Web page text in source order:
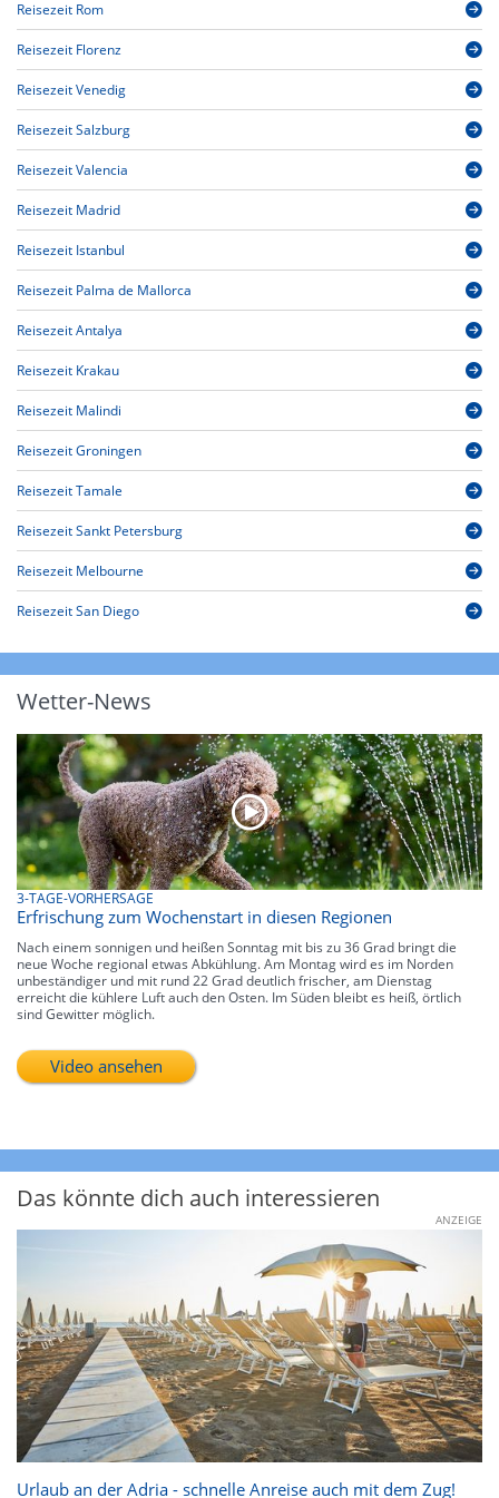
Reisezeit Rom
Reisezeit Florenz
Reisezeit Venedig
Reisezeit Salzburg
Reisezeit Valencia
Reisezeit Madrid
Reisezeit Istanbul
Reisezeit Palma de Mallorca
Reisezeit Antalya
Reisezeit Krakau
Reisezeit Malindi
Reisezeit Groningen
Reisezeit Tamale
Reisezeit Sankt Petersburg
Reisezeit Melbourne
Reisezeit San Diego
Wetter-News
3-TAGE-VORHERSAGE
Erfrischung zum Wochenstart in diesen Regionen
Nach einem sonnigen und heißen Sonntag mit bis zu 36 Grad bringt die
neue Woche regional etwas Abkühlung. Am Montag wird es im Norden
unbeständiger und mit rund 22 Grad deutlich frischer, am Dienstag
erreicht die kühlere Luft auch den Osten. Im Süden bleibt es heiß, örtlich
sind Gewitter möglich.
Video ansehen
Das könnte dich auch interessieren
ANZEIGE
Urlaub an der Adria - schnelle Anreise auch mit dem Zug!